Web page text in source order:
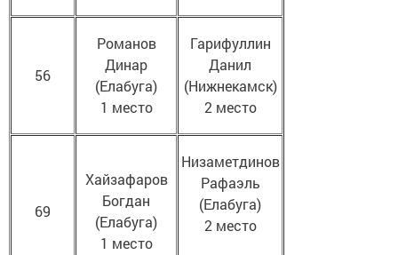
56
Романов
Динар
(Елабуга)
1 место
Гарифуллин
Данил
(Нижнекамск)
2 место
69
Хайзафаров
Богдан
(Елабуга)
1 место
Низаметдинов
Рафаэль
(Елабуга)
2 место